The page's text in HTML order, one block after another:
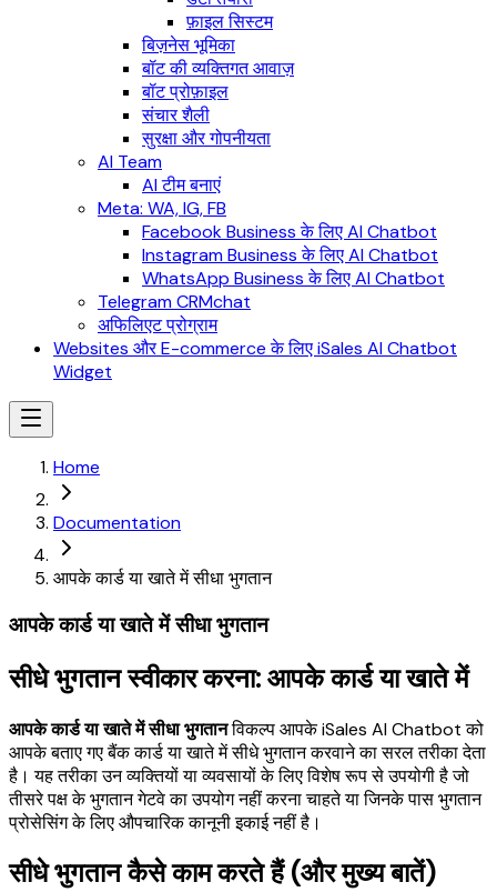
फ़ाइल सिस्टम
बिज़नेस भूमिका
बॉट की व्यक्तिगत आवाज़
बॉट प्रोफ़ाइल
संचार शैली
सुरक्षा और गोपनीयता
AI Team
AI टीम बनाएं
Meta: WA, IG, FB
Facebook Business के लिए AI Chatbot
Instagram Business के लिए AI Chatbot
WhatsApp Business के लिए AI Chatbot
Telegram CRMchat
अफिलिएट प्रोग्राम
Websites और E-commerce के लिए iSales AI Chatbot
Widget
Home
Documentation
आपके कार्ड या खाते में सीधा भुगतान
आपके कार्ड या खाते में सीधा भुगतान
सीधे भुगतान स्वीकार करना: आपके कार्ड या खाते में
आपके कार्ड या खाते में सीधा भुगतानविकल्प आपके iSales AI Chatbot को
आपके बताए गए बैंक कार्ड या खाते में सीधे भुगतान करवाने का सरल तरीका देता
है। यह तरीका उन व्यक्तियों या व्यवसायों के लिए विशेष रूप से उपयोगी है जो
तीसरे पक्ष के भुगतान गेटवे का उपयोग नहीं करना चाहते या जिनके पास भुगतान
प्रोसेसिंग के लिए औपचारिक कानूनी इकाई नहीं है।
सीधे भुगतान कैसे काम करते हैं (और मुख्य बातें)